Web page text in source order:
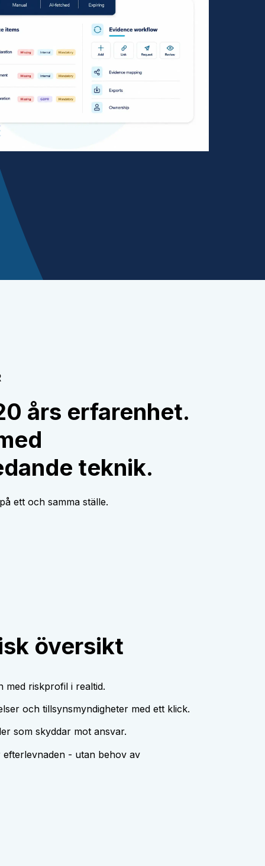
års erfarenhet.
teknik.
ett och samma ställe.
översikt
med riskprofil i realtid.
och tillsynsmyndigheter med ett klick.
som skyddar mot ansvar.
- utan behov av